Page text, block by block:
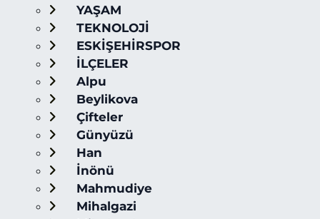
YAŞAM
TEKNOLOJİ
ESKİŞEHİRSPOR
İLÇELER
Alpu
Beylikova
Çifteler
Günyüzü
Han
İnönü
Mahmudiye
Mihalgazi